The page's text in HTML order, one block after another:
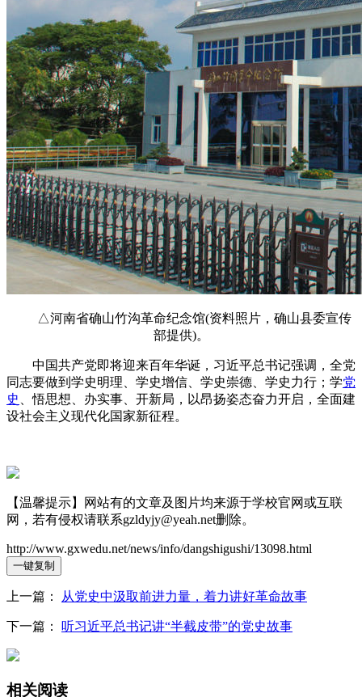
△河南省确山竹沟革命纪念馆(资料照片，确山县委宣传
部提供)。
中国共产党即将迎来百年华诞，习近平总书记强调，全党
同志要做到学史明理、学史增信、学史崇德、学史力行；学党
史
、悟思想、办实事、开新局，以昂扬姿态奋力开启，全面建
设社会主义现代化国家新征程。
【温馨提示】网站有的文章及图片均来源于学校官网或互联
网，若有侵权请联系gzldyjy@yeah.net删除。
http://www.gxwedu.net/news/info/dangshigushi/13098.html
一键复制
上一篇： 从党史中汲取前进力量，着力讲好革命故事
下一篇： 听习近平总书记讲“半截皮带”的党史故事
相关阅读